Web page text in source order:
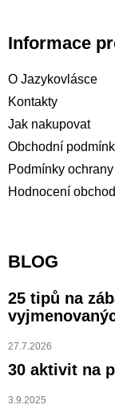
Informace
O Jazykovlásce
Kontakty
Jak nakupovat
Obchodní
Podmínky
Hodnocení
BLOG
25 tipů na
27.7.2026
30 aktivit na
3.9.2025